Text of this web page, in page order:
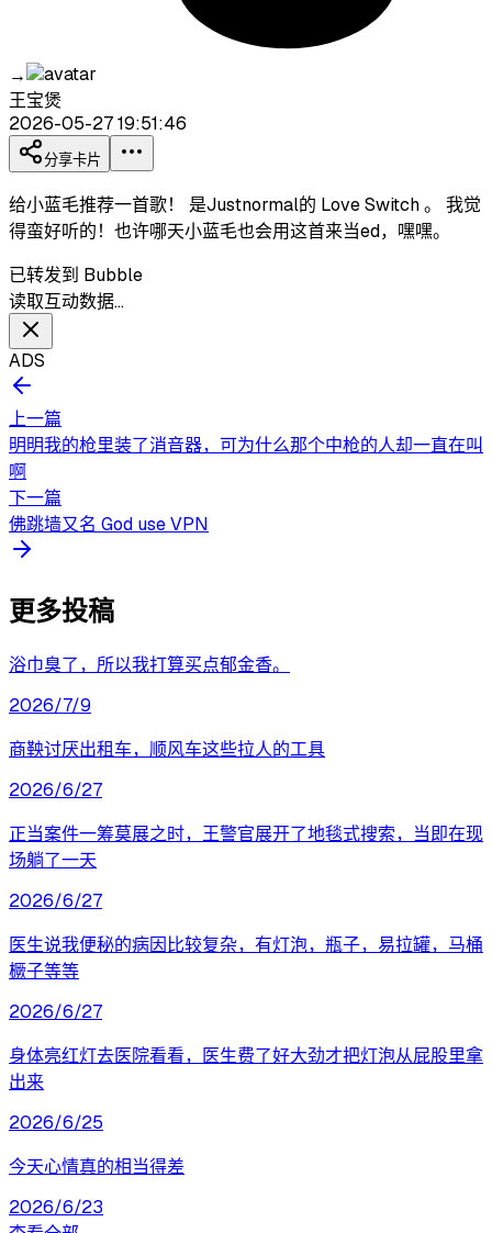
→
王宝煲
2026-05-27 19:51:46
分享卡片
给小蓝毛推荐一首歌！ 是Justnormal的 Love Switch 。 我觉
得蛮好听的！也许哪天小蓝毛也会用这首来当ed，嘿嘿。
已转发到 Bubble
读取互动数据…
ADS
上一篇
明明我的枪里装了消音器，可为什么那个中枪的人却一直在叫
啊
下一篇
佛跳墙又名 God use VPN
更多投稿
浴巾臭了，所以我打算买点郁金香。
2026/7/9
商鞅讨厌出租车，顺风车这些拉人的工具
2026/6/27
正当案件一筹莫展之时，王警官展开了地毯式搜索，当即在现
场躺了一天
2026/6/27
医生说我便秘的病因比较复杂，有灯泡，瓶子，易拉罐，马桶
橛子等等
2026/6/27
身体亮红灯去医院看看，医生费了好大劲才把灯泡从屁股里拿
出来
2026/6/25
今天心情真的相当得差
2026/6/23